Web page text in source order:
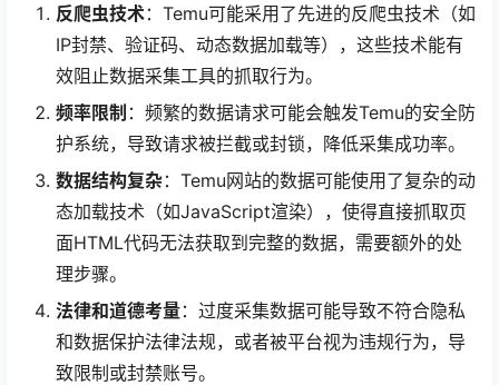
反爬虫技术：Temu可能采用了先进的反爬虫技术（如
IP封禁、验证码、动态数据加载等），这些技术能有
效阻止数据采集工具的抓取行为。
频率限制 ：频繁的数据请求可能会触发Temu的安全防
护系统，导致请求被拦截或封锁，降低采集成功率。
数据结构复杂：Temu网站的数据可能使用了复杂的动
态加载技术（如JavaScript渲染），使得直接抓取页
面HTML代码无法获取到完整的数据，需要额外的处
理步骤。
法律和道德考量：过度采集数据可能导致不符合隐私
和数据保护法律法规，或者被平台视为违规行为，导
致限制或封禁账号。